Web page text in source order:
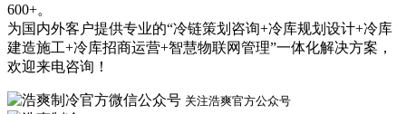
600+。
为国内外客户提供专业的“冷链策划咨询+冷库规划设计+冷库
建造施工+冷库招商运营+智慧物联网管理”一体化解决方案，
欢迎来电咨询！
关注浩爽官方公众号